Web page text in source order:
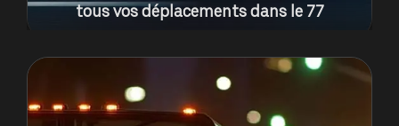
tous vos déplacements dans le 77